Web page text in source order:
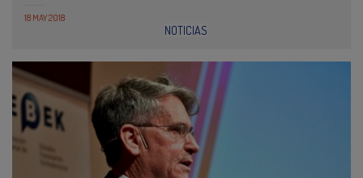
18 MAY 2018
NOTICIAS